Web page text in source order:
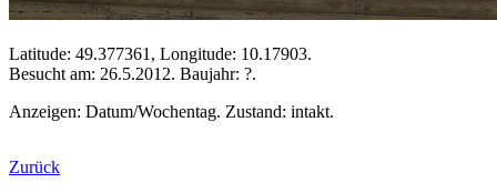
Latitude: 49.377361, Longitude: 10.17903.
Besucht am: 26.5.2012. Baujahr: ?.
Anzeigen: Datum/Wochentag. Zustand: intakt.
Zurück